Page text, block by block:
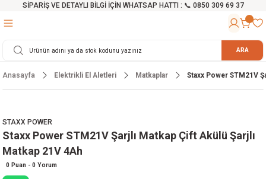
SİPARİŞ VE DETAYLI BİLGİ İÇİN WHATSAP HATTI : 📞 0850 309 69 37
Testereler
Cihazları
Mikser
ve Arabalar
Malzemeleri ARA
Anasayfa Elektrikli El Aletleri Matkaplar Staxx Power STM21V
STAXX POWER
Staxx Power STM21V Şarjlı Matkap Çift Akülü Şarjlı
Matkap 21V 4Ah
0 Puan - 0 Yorum